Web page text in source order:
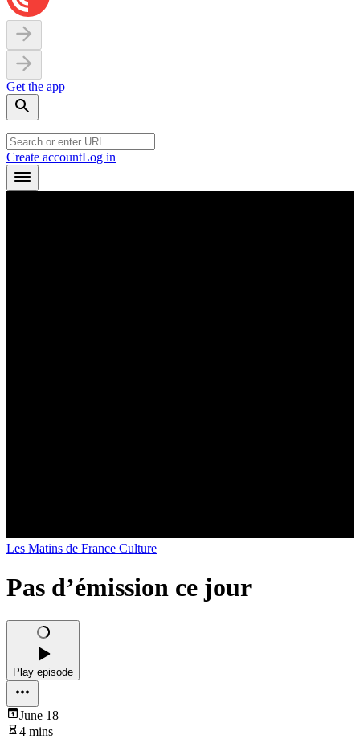
Get the app
Create accountLog in
Les Matins de France Culture
Pas d’émission ce jour
Play episode
June 18
4 mins